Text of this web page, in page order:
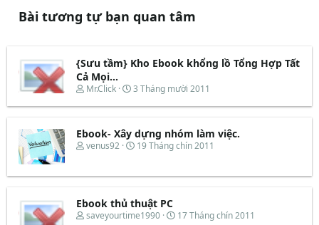
Bài tương tự bạn quan tâm
{Sưu tầm} Kho Ebook khổng lồ Tổng Hợp Tất
Cả Mọi...
T
r
a
d
a
t
e
Mr.Click
N
à
b
ắ
ầ
3 Tháng mười 2011
Ebook- Xây dựng nhóm làm việc.
T
e
d
s
venus92
N
y
ắ
t
19 Tháng chín 2011
Ebook thủ thuật PC
T
saveyourtime1990
N
17 Tháng chín 2011